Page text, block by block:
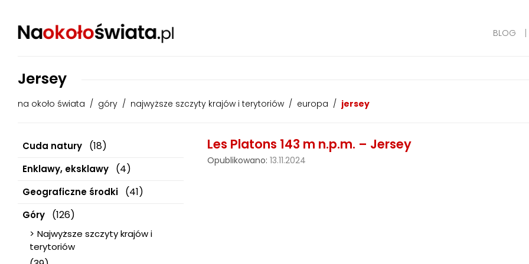
BLOG
Jersey
na około świata / góry / najwyższe szczyty krajów i terytoriów / europa / jersey
Cuda natury (18)
Enklawy, eksklawy (4)
Geograficzne środki (41)
Góry (126)
Najwyższe szczyty krajów i
terytoriów
Les Platons 143 m n.p.m. – Jersey
Opublikowano: 13.11.2024